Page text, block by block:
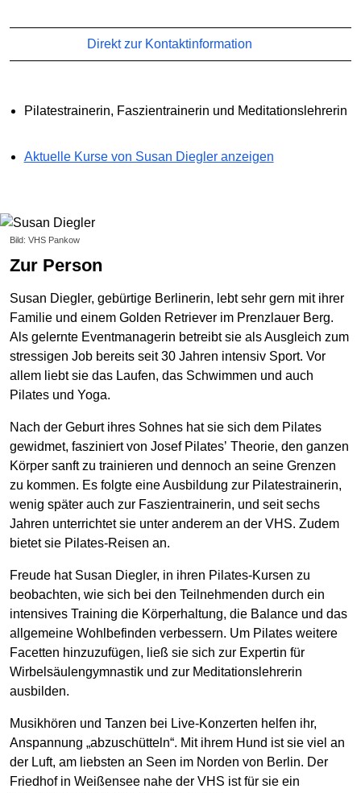
Direkt zur Kontaktinformation
Pilatestrainerin, Faszientrainerin und Meditationslehrerin
Aktuelle Kurse von Susan Diegler anzeigen
Bild: VHS Pankow
Zur Person
Susan Diegler, gebürtige Berlinerin, lebt sehr gern mit ihrer
Familie und einem Golden Retriever im Prenzlauer Berg.
Als gelernte Eventmanagerin betreibt sie als Ausgleich zum
stressigen Job bereits seit 30 Jahren intensiv Sport. Vor
allem liebt sie das Laufen, das Schwimmen und auch
Pilates und Yoga.
Nach der Geburt ihres Sohnes hat sie sich dem Pilates
gewidmet, fasziniert von Josef Pilatesʼ Theorie, den ganzen
Körper sanft zu trainieren und dennoch an seine Grenzen
zu kommen. Es folgte eine Ausbildung zur Pilatestrainerin,
wenig später auch zur Faszientrainerin, und seit sechs
Jahren unterrichtet sie unter anderem an der VHS. Zudem
bietet sie Pilates-Reisen an.
Freude hat Susan Diegler, in ihren Pilates-Kursen zu
beobachten, wie sich bei den Teilnehmenden durch ein
intensives Training die Körperhaltung, die Balance und das
allgemeine Wohlbefinden verbessern. Um Pilates weitere
Facetten hinzuzufügen, ließ sie sich zur Expertin für
Wirbelsäulengymnastik und zur Meditationslehrerin
ausbilden.
Musikhören und Tanzen bei Live-Konzerten helfen ihr,
Anspannung „abzuschütteln“. Mit ihrem Hund ist sie viel an
der Luft, am liebsten an Seen im Norden von Berlin. Der
Friedhof in Weißensee nahe der VHS ist für sie ein